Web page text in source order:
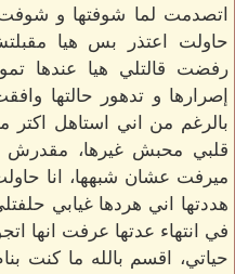
اتصدمت لما شوفتها و شوفت
حاولت اعتذر بس هيا
رفضت قالتلي هيا عندها
إصرارها و تدهور حالتها
بالرغم من اني استاهل
قلبي محبش غيرها، مقدرش
ميرفت عشان شبهها، انا
هددتها اني هردها غيابي
في انتهاء عدتها عرفت انها
حياتي، اقسم بالله ما كنت